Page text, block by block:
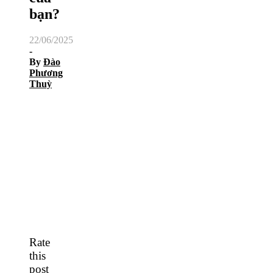
bạn?
22/06/2025
-
By Đào
Phương
Thuỳ
Rate
this
post